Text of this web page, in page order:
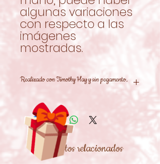
algunas variaciones
con respecto a las
imágenes
mostradas.
Realizado con Timothy Hay y sin pegamento.
Productos relacionados